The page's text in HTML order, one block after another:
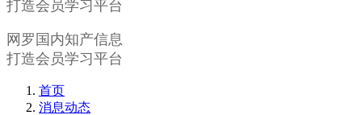
打造会员学习平台
网罗国内知产信息
打造会员学习平台
首页
消息动态